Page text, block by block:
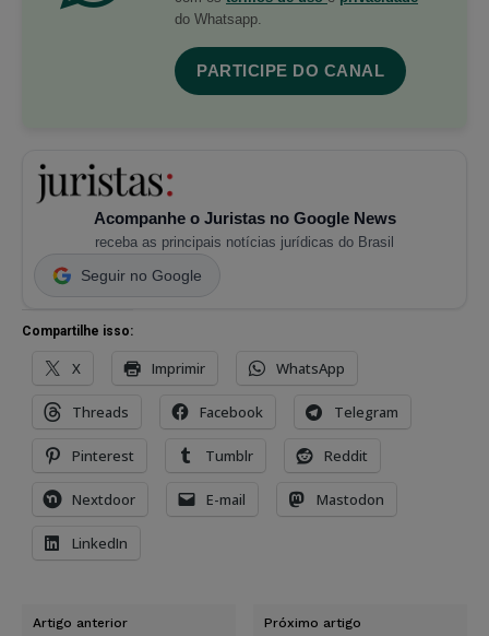
do Whatsapp.
PARTICIPE DO CANAL
Acompanhe o Juristas no Google News
receba as principais notícias jurídicas do Brasil
Seguir no Google
Compartilhe isso:
X Imprimir WhatsApp
Threads Facebook Telegram
Pinterest Tumblr Reddit
Nextdoor E-mail Mastodon
LinkedIn
Artigo anterior Próximo artigo